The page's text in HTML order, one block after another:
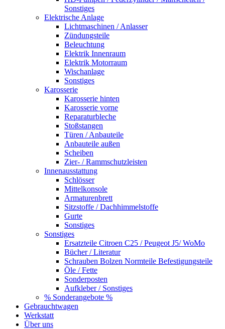
Sonstiges
Elektrische Anlage
Lichtmaschinen / Anlasser
Zündungsteile
Beleuchtung
Elektrik Innenraum
Elektrik Motorraum
Wischanlage
Sonstiges
Karosserie
Karosserie hinten
Karosserie vorne
Reparaturbleche
Stoßstangen
Türen / Anbauteile
Anbauteile außen
Scheiben
Zier- / Rammschutzleisten
Innenausstattung
Schlösser
Mittelkonsole
Armaturenbrett
Sitzstoffe / Dachhimmelstoffe
Gurte
Sonstiges
Sonstiges
Ersatzteile Citroen C25 / Peugeot J5/ WoMo
Bücher / Literatur
Schrauben Bolzen Normteile Befestigungsteile
Öle / Fette
Sonderposten
Aufkleber / Sonstiges
% Sonderangebote %
Gebrauchtwagen
Werkstatt
Über uns